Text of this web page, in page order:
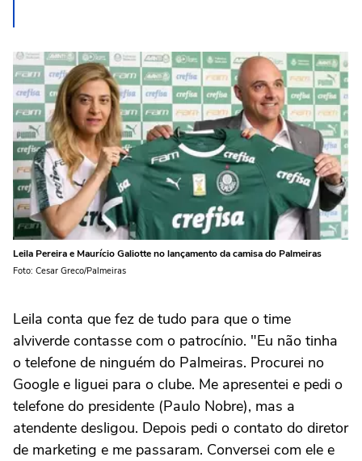
Leila Pereira e Maurício Galiotte no lançamento da camisa do Palmeiras
Foto: Cesar Greco/Palmeiras
Leila conta que fez de tudo para que o time
alviverde contasse com o patrocínio. "Eu não tinha
o telefone de ninguém do Palmeiras. Procurei no
Google e liguei para o clube. Me apresentei e pedi o
telefone do presidente (Paulo Nobre), mas a
atendente desligou. Depois pedi o contato do diretor
de marketing e me passaram. Conversei com ele e